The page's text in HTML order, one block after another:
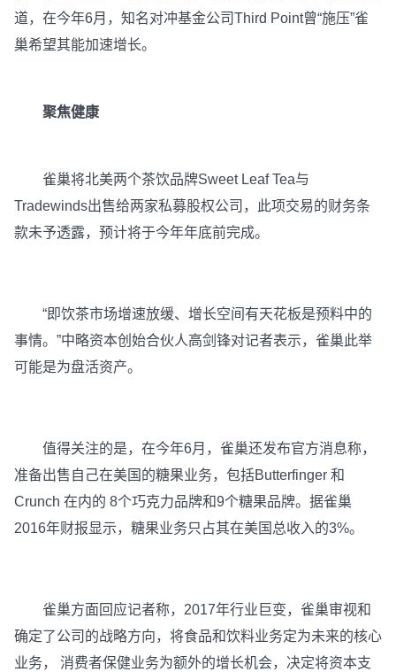
道，在今年6月，知名对冲基金公司Third Point曾“施压”雀
巢希望其能加速增长。
聚焦健康
雀巢将北美两个茶饮品牌Sweet Leaf Tea与
Tradewinds出售给两家私募股权公司，此项交易的财务条
款未予透露，预计将于今年年底前完成。
“即饮茶市场增速放缓、增长空间有天花板是预料中的
事情。”中略资本创始合伙人高剑锋对记者表示，雀巢此举
可能是为盘活资产。
值得关注的是，在今年6月，雀巢还发布官方消息称，
准备出售自己在美国的糖果业务，包括Butterfinger 和
Crunch 在内的 8个巧克力品牌和9个糖果品牌。据雀巢
2016年财报显示，糖果业务只占其在美国总收入的3%。
雀巢方面回应记者称，2017年行业巨变，雀巢审视和
确定了公司的战略方向，将食品和饮料业务定为未来的核心
业务， 消费者保健业务为额外的增长机会，决定将资本支